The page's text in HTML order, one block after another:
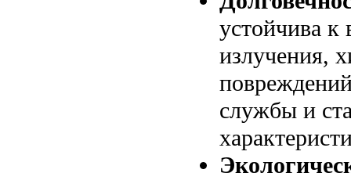
устойчива к
излучения,
службы и